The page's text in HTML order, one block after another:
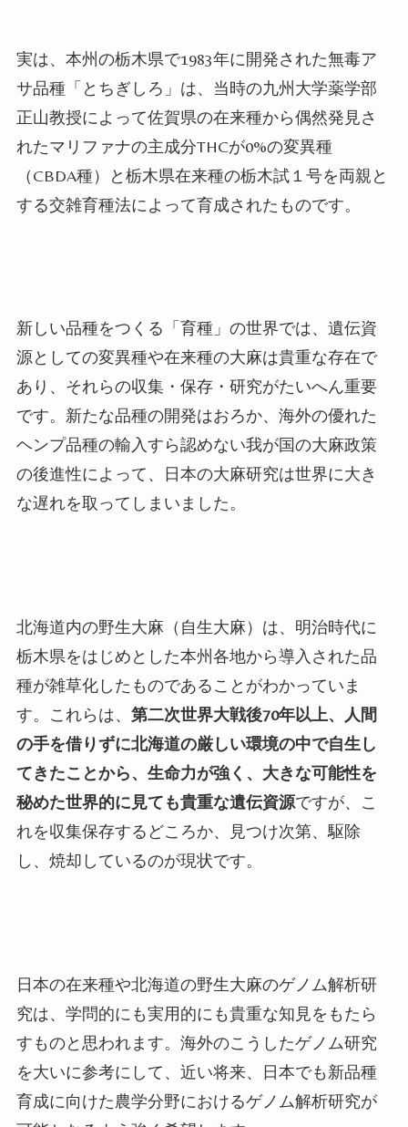
実は、本州の栃木県で1983年に開発された無毒ア
サ品種「とちぎしろ」は、当時の九州大学薬学部
正山教授によって佐賀県の在来種から偶然発見さ
れたマリファナの主成分THCが0%の変異種
（CBDA種）と栃木県在来種の栃木試１号を両親と
する交雑育種法によって育成されたものです。
新しい品種をつくる「育種」の世界では、遺伝資
源としての変異種や在来種の大麻は貴重な存在で
あり、それらの収集・保存・研究がたいへん重要
です。新たな品種の開発はおろか、海外の優れた
ヘンプ品種の輸入すら認めない我が国の大麻政策
の後進性によって、日本の大麻研究は世界に大き
な遅れを取ってしまいました。
北海道内の野生大麻（自生大麻）は、明治時代に
栃木県をはじめとした本州各地から導入された品
種が雑草化したものであることがわかっていま
す。これらは、 第二次世界大戦後70年以上、人間
の手を借りずに北海道の厳しい環境の中で自生し
てきたことから、生命力が強く、大きな可能性を
秘めた世界的に見ても貴重な遺伝資源ですが、こ
れを収集保存するどころか、見つけ次第、駆除
し、焼却しているのが現状です。
日本の在来種や北海道の野生大麻のゲノム解析研
究は、学問的にも実用的にも貴重な知見をもたら
すものと思われます。海外のこうしたゲノム研究
を大いに参考にして、近い将来、日本でも新品種
育成に向けた農学分野におけるゲノム解析研究が